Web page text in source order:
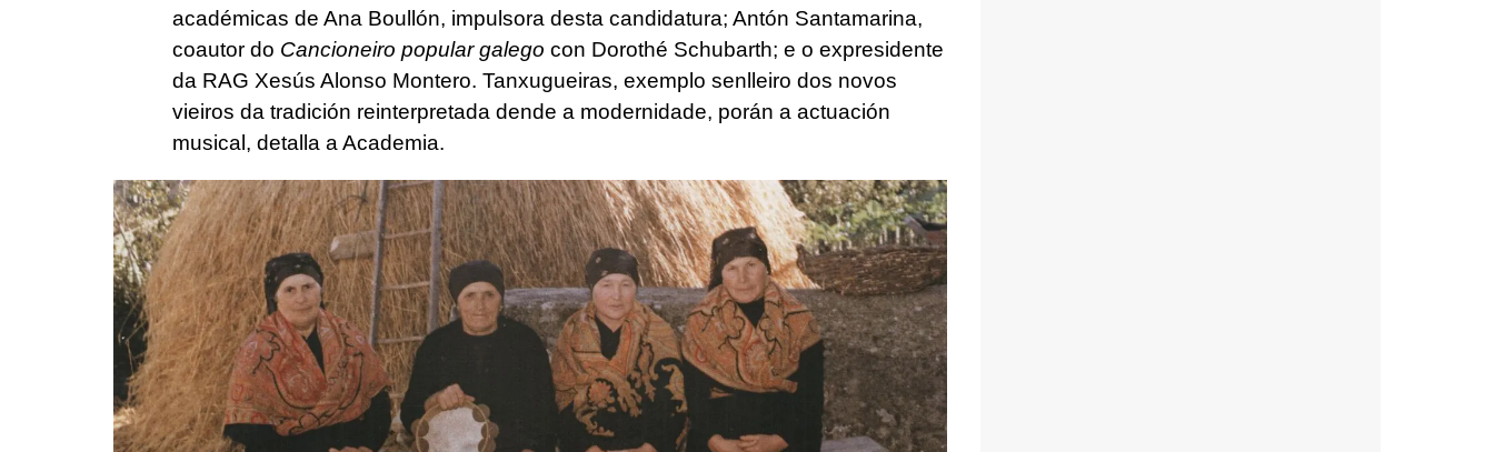
académicas de Ana Boullón, impulsora desta candidatura; Antón Santamarina,
coautor do Cancioneiro popular galego con Dorothé Schubarth; e o expresidente
da RAG Xesús Alonso Montero. Tanxugueiras, exemplo senlleiro dos novos
vieiros da tradición reinterpretada dende a modernidade, porán a actuación
musical, detalla a Academia.